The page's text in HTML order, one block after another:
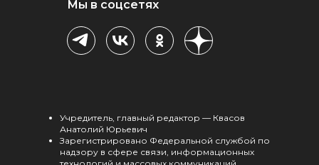
Мы в соцсетях
Учредитель, главный редактор — Квасов
Анатолий Юрьевич
Зарегистрировано Федеральной службой по
надзору в сфере связи, информационных